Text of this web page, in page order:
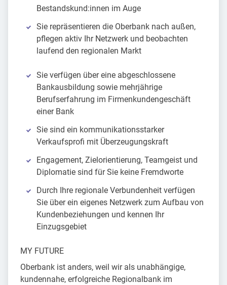
Bestandskund:innen im Auge
Sie repräsentieren die Oberbank nach außen,
pflegen aktiv Ihr Netzwerk und beobachten
laufend den regionalen Markt
Sie verfügen über eine abgeschlossene
Bankausbildung sowie mehrjährige
Berufserfahrung im Firmenkundengeschäft
einer Bank
Sie sind ein kommunikationsstarker
Verkaufsprofi mit Überzeugungskraft
Engagement, Zielorientierung, Teamgeist und
Diplomatie sind für Sie keine Fremdworte
Durch Ihre regionale Verbundenheit verfügen
Sie über ein eigenes Netzwerk zum Aufbau von
Kundenbeziehungen und kennen Ihr
Einzugsgebiet
MY FUTURE
Oberbank ist anders, weil wir als unabhängige,
kundennahe, erfolgreiche Regionalbank im